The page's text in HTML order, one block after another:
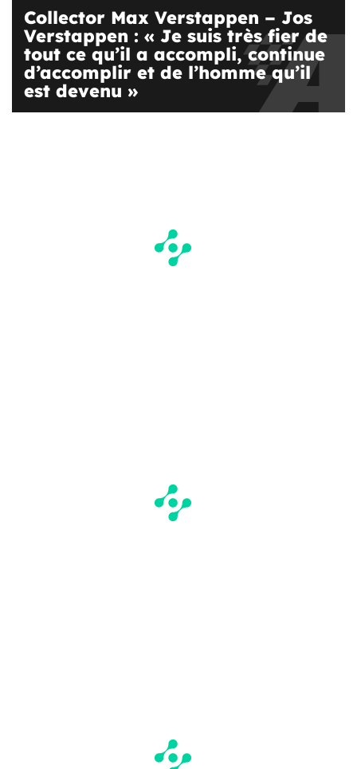
Collector Max Verstappen – Jos
Verstappen : « Je suis très fier de
tout ce qu’il a accompli, continue
d’accomplir et de l’homme qu’il
est devenu »